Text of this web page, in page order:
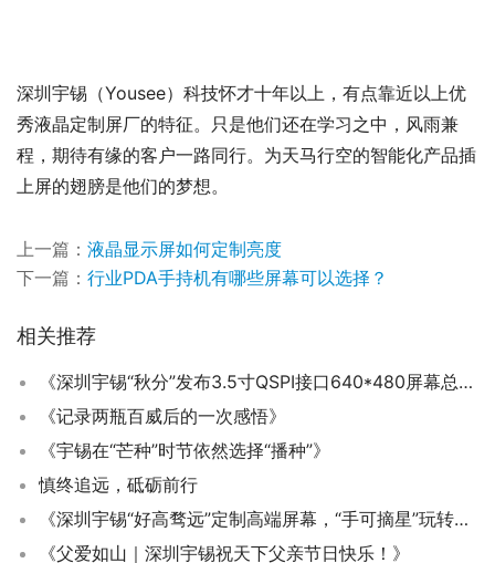
深圳宇锡（Yousee）科技怀才十年以上，有点靠近以上优
秀液晶定制屏厂的特征。只是他们还在学习之中，风雨兼
程，期待有缘的客户一路同行。为天马行空的智能化产品插
上屏的翅膀是他们的梦想。
上一篇： 液晶显示屏如何定制亮度
下一篇： 行业PDA手持机有哪些屏幕可以选择？
相关推荐
《深圳宇锡“秋分”发布3.5寸QSPI接口640*480屏幕总成》
《记录两瓶百威后的一次感悟》
《宇锡在“芒种”时节依然选择“播种”》
慎终追远，砥砺前行
《深圳宇锡“好高骛远”定制高端屏幕，“手可摘星”玩转特种视界》
《父爱如山｜深圳宇锡祝天下父亲节日快乐！》